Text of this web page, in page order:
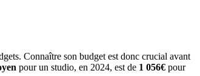
Connaître son budget est donc crucial avant
pour un studio, en 2024, est de 1 056€ pour